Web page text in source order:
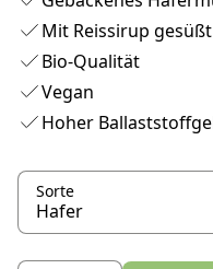
Mit Reissirup gesüßt
Bio-Qualität
Vegan
Hoher
Sorte